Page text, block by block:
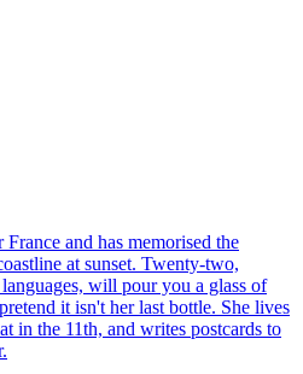
and has memorised the
at sunset. Twenty-two,
will pour you a glass of
it isn't her last bottle. She lives
in the 11th, and writes postcards to